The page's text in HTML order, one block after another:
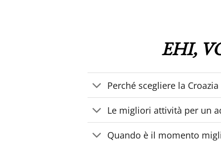
EHI,
Perché scegliere la
Le migliori attività per un
Quando è il momento